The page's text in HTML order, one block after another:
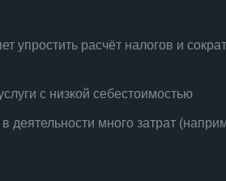
расчёт налогов и
с низкой себестоимостью
много затрат